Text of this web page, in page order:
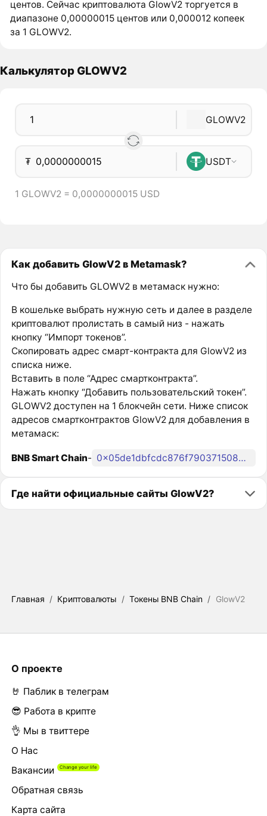
центов. Сейчас криптовалюта GlowV2 торгуется в
диапазоне 0,00000015 центов или 0,000012 копеек
за 1 GLOWV2.
Калькулятор GLOWV2
GLOWV2
₮ USDT
1 GLOWV2 = 0,0000000015 USD
Как добавить GlowV2 в Metamask?
Что бы добавить GLOWV2 в метамаск нужно:
В кошельке выбрать нужную сеть и далее в разделе
криптовалют пролистать в самый низ - нажать
кнопку “Импорт токенов”.
Скопировать адрес смарт-контракта для GlowV2 из
списка ниже.
Вставить в поле “Адрес смартконтракта”.
Нажать кнопку “Добавить пользовательский токен”.
GLOWV2 доступен на 1 блокчейн сети. Ниже список
адресов смартконтрактов GlowV2 для добавления в
метамаск:
BNB Smart Chain- 0x05de1dbfcdc876f790371508b97c337640dcd6a9
Где найти официальные сайты GlowV2?
Главная / Криптовалюты / Токены BNB Chain / GlowV2
О проекте
🤘 Паблик в телеграм
😎 Работа в крипте
👌 Мы в твиттере
О Нас
Вакансии
Обратная связь
Карта сайта